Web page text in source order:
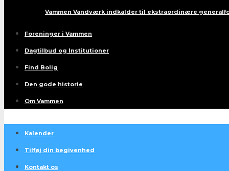
Vammen Vandværk indkalder til ekstraordinære
Foreninger i Vammen
Dagtilbud og Institutioner
Find Bolig
Den gode historie
Om Vammen
Kalender
Tilføj din begivenhed
Kontakt os